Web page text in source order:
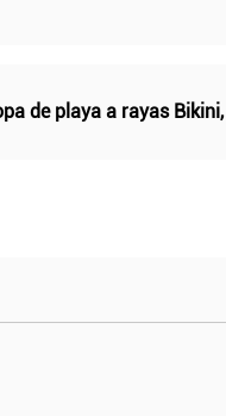
de playa a rayas Bikini,